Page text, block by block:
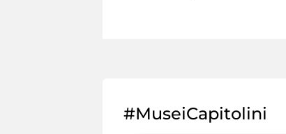
#MuseiCapitolini